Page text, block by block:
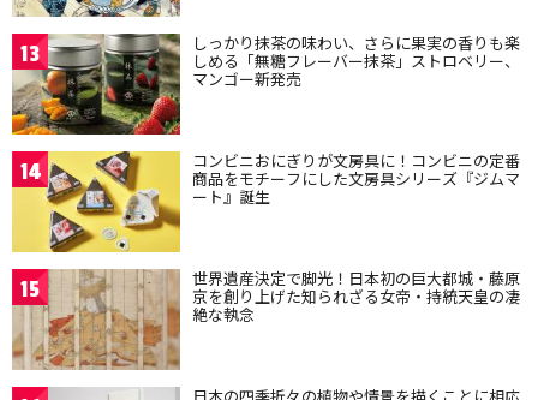
13 しっかり抹茶の味わい、さらに果実の香りも楽
しめる「無糖フレーバー抹茶」ストロベリー、
マンゴー新発売
14 コンビニおにぎりが文房具に！コンビニの定番
商品をモチーフにした文房具シリーズ『ジムマ
ート』誕生
15 世界遺産決定で脚光！日本初の巨大都城・藤原
京を創り上げた知られざる女帝・持統天皇の凄
絶な執念
日本の四季折々の植物や情景を描くことに相応